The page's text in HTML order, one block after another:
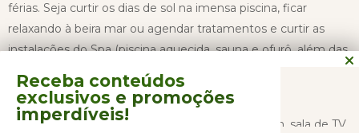
férias. Seja curtir os dias de sol na imensa piscina, ficar
relaxando à beira mar ou agendar tratamentos e curtir as
instalações do Spa (piscina aquecida, sauna e ofurô, além das
A área comum do Resort conta ainda com jardim, sala de TV,
Receba conteúdos
exclusivos e promoções
imperdíveis!